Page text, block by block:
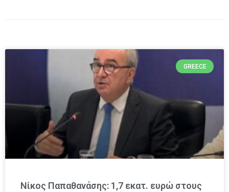
GREECE
Νίκος Παπαθανάσης: 1,7 εκατ. ευρώ στους